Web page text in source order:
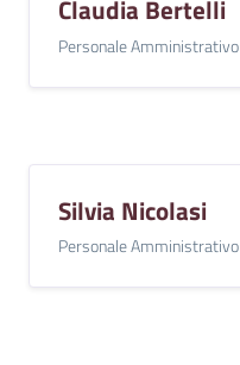
Claudia Bertelli
Personale Amministrativo
Silvia Nicolasi
Personale Amministrativo